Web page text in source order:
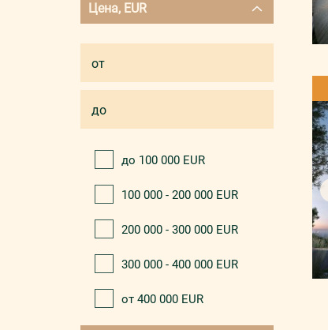
Цена, EUR
до 100 000 EUR
100 000 - 200 000 EUR
200 000 - 300 000 EUR
300 000 - 400 000 EUR
от 400 000 EUR